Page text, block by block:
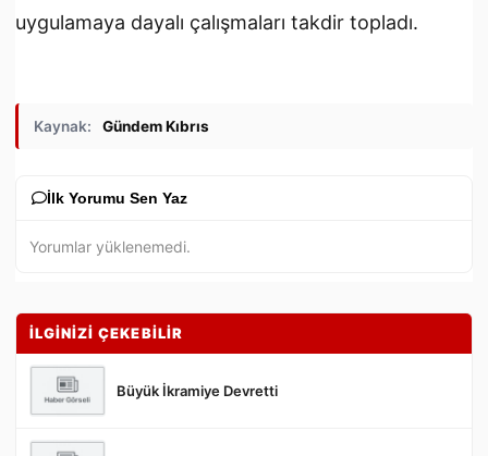
uygulamaya dayalı çalışmaları takdir topladı.
Kaynak: Gündem Kıbrıs
İlk Yorumu Sen Yaz
Yorumlar yüklenemedi.
İLGİNİZİ ÇEKEBİLİR
Büyük İkramiye Devretti